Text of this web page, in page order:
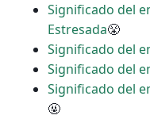
Significado del
Estresada😤
Significado del
Significado del
Significado del
🤬